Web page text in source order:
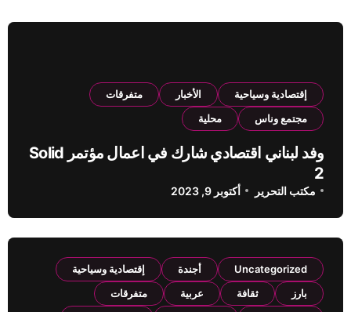
إقتصادية وسياحية الأخبار
متفرقات
مجتمع وناس
محلية
وفد لبناني اقتصادي شارك في اعمال مؤتمر Solid
2
مكتب التحرير أكتوبر 9, 2023
Uncategorized أجندة
إقتصادية وسياحية
بارز
ثقافة عربية
متفرقات